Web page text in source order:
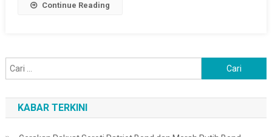
Continue Reading
untuk:
KABAR TERKINI